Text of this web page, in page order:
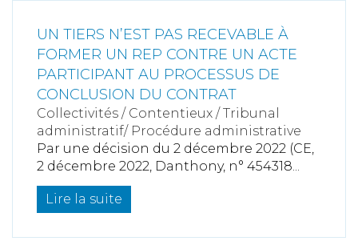
UN TIERS N’EST PAS RECEVABLE À
FORMER UN REP CONTRE UN ACTE
PARTICIPANT AU PROCESSUS DE
CONCLUSION DU CONTRAT
Collectivités / Contentieux / Tribunal
administratif/ Procédure administrative
Par une décision du 2 décembre 2022 (CE,
2 décembre 2022, Danthony, n° 454318...
Lire la suite